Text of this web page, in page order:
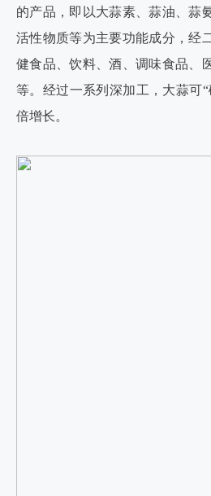
的产品，即以大蒜素、蒜油、蒜
活性物质等为主要功能成分，经
健食品、饮料、酒、调味食品、
等。经过一系列深加工，大蒜可
倍增长。